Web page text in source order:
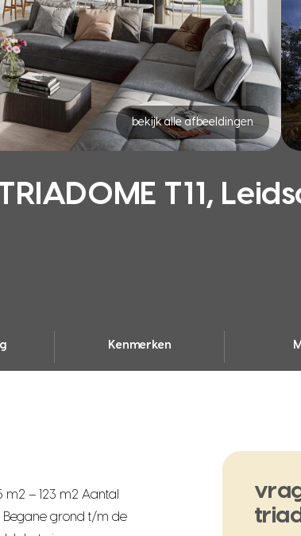
bekijk alle afbeeldingen
T11,
Kenmerken
– 123 m2 Aantal
Begane grond t/m de